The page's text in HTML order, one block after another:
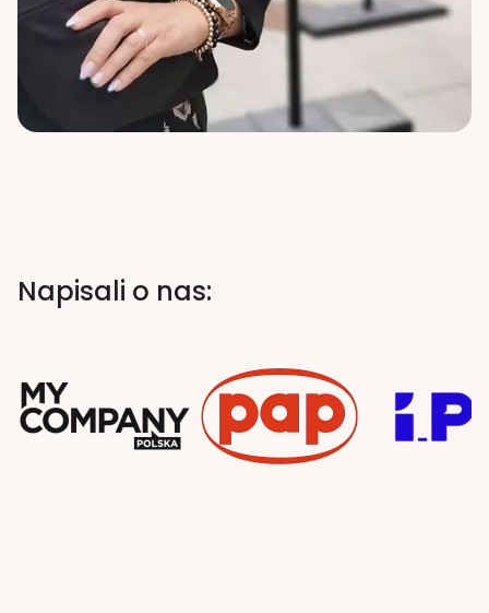
Napisali o nas: